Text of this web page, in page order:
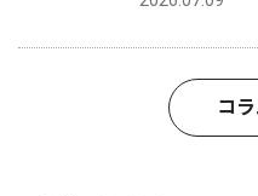
コ